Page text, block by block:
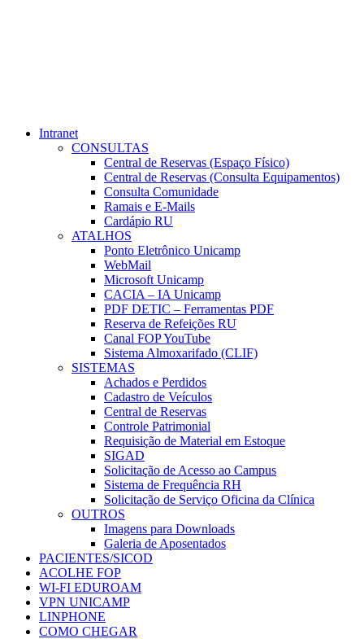
Intranet
CONSULTAS
Central de Reservas (Espaço Físico)
Central de Reservas (Consulta Equipamentos)
Consulta Comunidade
Ramais e E-Mails
Cardápio RU
ATALHOS
Ponto Eletrônico Unicamp
WebMail
Microsoft Unicamp
CACIA – IA Unicamp
PDF DETIC – Ferramentas PDF
Reserva de Refeições RU
Canal FOP YouTube
Sistema Almoxarifado (CLIF)
SISTEMAS
Achados e Perdidos
Cadastro de Veículos
Central de Reservas
Controle Patrimonial
Requisição de Material em Estoque
SIGAD
Solicitação de Acesso ao Campus
Sistema de Frequência RH
Solicitação de Serviço Oficina da Clínica
OUTROS
Imagens para Downloads
Galeria de Aposentados
PACIENTES/SICOD
ACOLHE FOP
WI-FI EDUROAM
VPN UNICAMP
LINPHONE
COMO CHEGAR